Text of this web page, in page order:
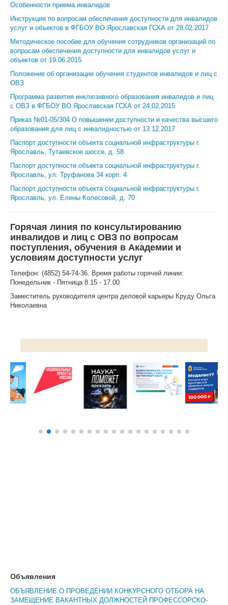
ПОДГОТОВИТЕЛЬНОЕ ОТДЕЛЕНИЕ ДЛЯ ИНОСТРАНЦЕВ
ВЫПУСКНИКУ
ПРИКАЗЫ О ЗАЧИСЛЕНИИ
НОВОСТИ
ОБРАЗОВАНИЕ
РАБОТА В УНИВЕРСИТЕТЕ
ЦКП АГРОТЕХНОЛОГИИ
НАЦИОНАЛЬНЫЕ ПРОЕКТЫ РОССИИ
ЕДИНОЕ ОКНО
НАУКА И МЕЖДУНАРОДНАЯ ДЕЯТЕЛЬНОСТЬ
СТИПЕНДИАЛЬНЫЕ ПРОГРАММЫ
ПРОТИВОДЕЙСТВИЕ ТЕРРОРИЗМУ
ПРОТИВОДЕЙСТВИЕ КОРРУПЦИИ
ОБЩЕЖИТИЕ
ЖУРНАЛ "ВЕСТНИК АПК ВЕРХНЕВОЛЖЬЯ"
Особенности приема инвалидов
Инструкция по вопросам обеспечения доступности для инвалидов
услуг и объектов в ФГБОУ ВО Ярославская ГСХА от 28.02.2017
Методическое пособие для обучения сотрудников организаций по
вопросам обеспечения доступности для инвалидов услуг и
объектов от 19.06.2015
Положение об организации обучения студентов инвалидов и лиц с
ОВЗ
Программа развития инклюзивного образования инвалидов и лиц
с ОВЗ в ФГБОУ ВО Ярославская ГСХА от 24.02.2015
Приказ №01-05/304 О повышении доступности и качества высшего
образования для лиц с инвалидностью от 13.12.2017
Паспорт доступности объекта социальной инфраструктуры г.
Ярославль, Тутаевское шоссе, д. 58
Паспорт доступности объекта социальной инфраструктуры г.
Ярославль, ул. Труфанова 34 корп. 4
Паспорт доступности объекта социальной инфраструктуры г.
Ярославль, ул. Елены Колесовой, д. 70
Горячая линия по консультированию
инвалидов и лиц с ОВЗ по вопросам
поступления, обучения в Академии и
условиям доступности услуг
Телефон: (4852) 54-74-36. Время работы горячей линии:
Понедельник - Пятница 8.15 - 17.00
Заместитель руководителя центра деловой карьеры Круду Ольга
Николаевна
Объявления
ОБЪЯВЛЕНИЕ О ПРОВЕДЕНИИ КОНКУРСНОГО ОТБОРА НА
ЗАМЕЩЕНИЕ ВАКАНТНЫХ ДОЛЖНОСТЕЙ ПРОФЕССОРСКО-